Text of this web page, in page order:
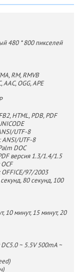
480 * 800 пикселей
RM, RMVB
OGG, APE
HTML, PDB, PDF
UTF-8
ANSI/UTF-8
DOC
версия 1.3/1.4/1.5
OFFICE/97/2003
80 секунд, 100
10 минут, 15 минут, 20
~ 5.5V 500mA ~